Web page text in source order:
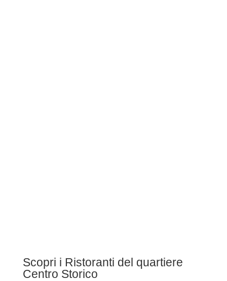
Scopri i Ristoranti del quartiere
Centro Storico